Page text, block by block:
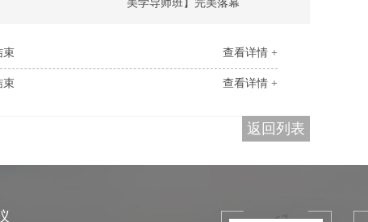
美学导师班】完美落幕
查看详情 +
束
查看详情 +
束
返回列表